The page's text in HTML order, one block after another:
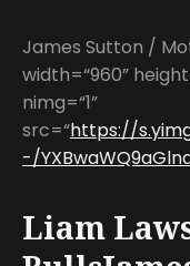
James Sutton /
width=“960”
nimg=“1”
src=“https://
-/
Liam